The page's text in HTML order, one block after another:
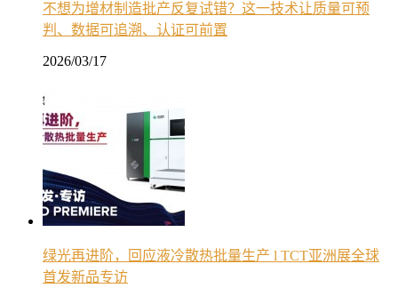
不想为增材制造批产反复试错？这一技术让质量可预
判、数据可追溯、认证可前置
2026/03/17
绿光再进阶，回应液冷散热批量生产 l TCT亚洲展全球
首发新品专访